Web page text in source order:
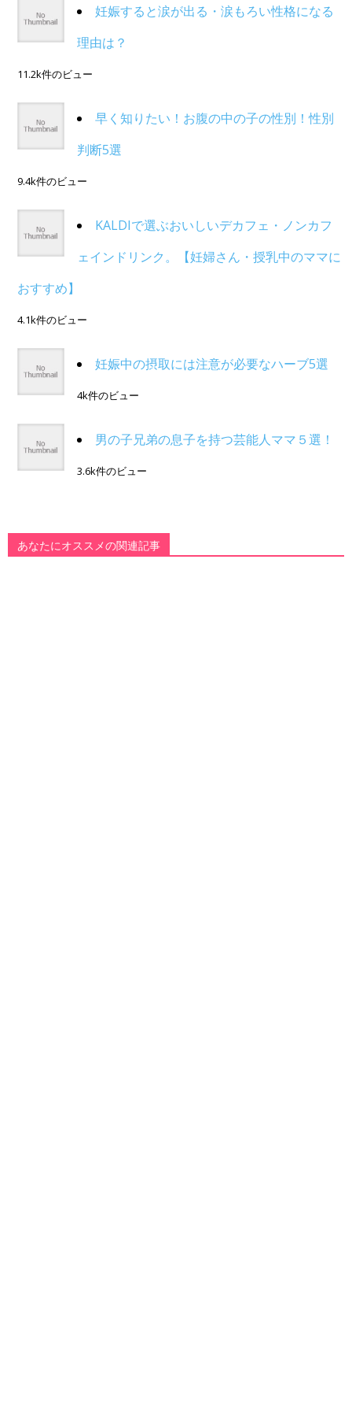
妊娠すると涙が出る・涙もろい性格になる
理由は？
11.2k件のビュー
早く知りたい！お腹の中の子の性別！性別
判断5選
9.4k件のビュー
KALDIで選ぶおいしいデカフェ・ノンカフ
ェインドリンク。【妊婦さん・授乳中のママに
おすすめ】
4.1k件のビュー
妊娠中の摂取には注意が必要なハーブ5選
4k件のビュー
男の子兄弟の息子を持つ芸能人ママ５選！
3.6k件のビュー
あなたにオススメの関連記事